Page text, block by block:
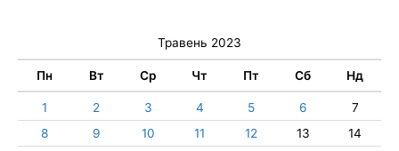
Травень 2023
Пн Вт Ср Чт Пт Сб Нд
1 2 3 4 5 6
7
8
9 10 11 12 13
14